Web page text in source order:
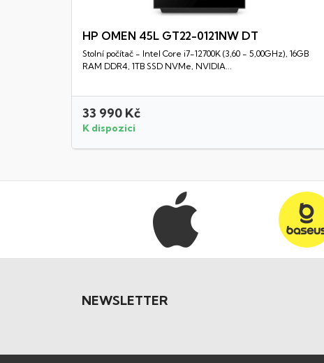
Rychlý náhled
HP OMEN 45L GT22-0121NW DT
Stolní počítač - Intel Core i7-12700K (3,60 - 5,00GHz), 16GB
RAM DDR4, 1TB SSD NVMe, NVIDIA...
33 990 Kč
K dispozici
NEWSLETTER